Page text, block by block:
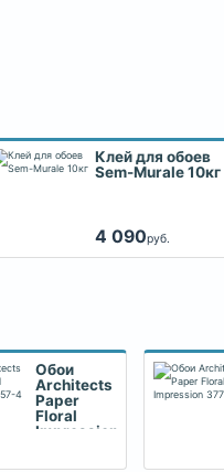
Клей для обоев
Sem-Murale 10кг
4 090руб.
Обои
Architects
Paper
Floral
Impression